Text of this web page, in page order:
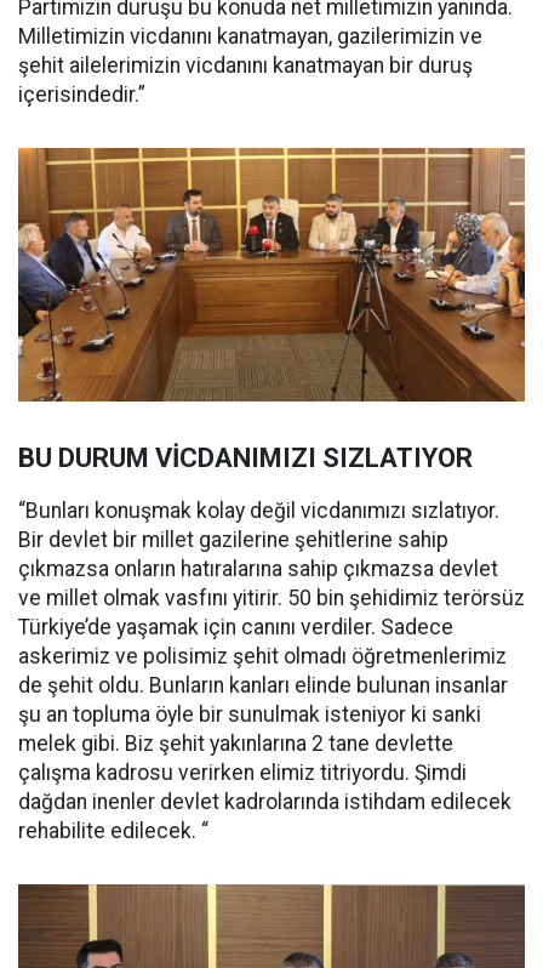
Partimizin duruşu bu konuda net milletimizin yanında.
Milletimizin vicdanını kanatmayan, gazilerimizin ve
şehit ailelerimizin vicdanını kanatmayan bir duruş
içerisindedir.”
BU DURUM VİCDANIMIZI SIZLATIYOR
“Bunları konuşmak kolay değil vicdanımızı sızlatıyor.
Bir devlet bir millet gazilerine şehitlerine sahip
çıkmazsa onların hatıralarına sahip çıkmazsa devlet
ve millet olmak vasfını yitirir. 50 bin şehidimiz terörsüz
Türkiye’de yaşamak için canını verdiler. Sadece
askerimiz ve polisimiz şehit olmadı öğretmenlerimiz
de şehit oldu. Bunların kanları elinde bulunan insanlar
şu an topluma öyle bir sunulmak isteniyor ki sanki
melek gibi. Biz şehit yakınlarına 2 tane devlette
çalışma kadrosu verirken elimiz titriyordu. Şimdi
dağdan inenler devlet kadrolarında istihdam edilecek
rehabilite edilecek. “